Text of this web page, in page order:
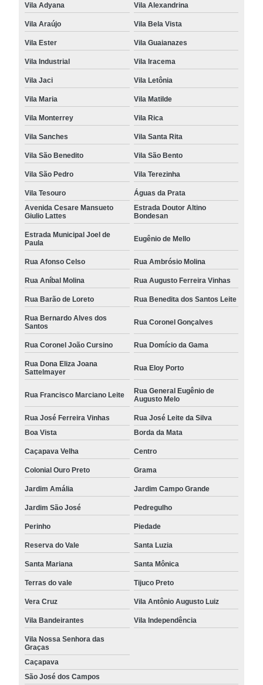
Vila Adyana Vila Alexandrina
Vila Araújo Vila Bela Vista
Vila Ester Vila Guaianazes
Vila Industrial Vila Iracema
Vila Jaci Vila Letônia
Vila Maria Vila Matilde
Vila Monterrey Vila Rica
Vila Sanches Vila Santa Rita
Vila São Benedito Vila São Bento
Vila São Pedro Vila Terezinha
Vila Tesouro
Águas da Prata
Avenida Cesare Mansueto
Giulio Lattes
Estrada Doutor Altino
Bondesan
Estrada Municipal Joel de
Paula
Eugênio de Mello
Rua Afonso Celso Rua Ambrósio Molina
Rua Aníbal Molina Rua Augusto Ferreira Vinhas
Rua Barão de Loreto Rua Benedita dos Santos Leite
Rua Bernardo Alves dos
Santos
Rua Coronel Gonçalves
Rua Coronel João Cursino Rua Domício da Gama
Rua Dona Eliza Joana
Sattelmayer
Rua Eloy Porto
Rua Francisco Marciano Leite
Rua General Eugênio de
Augusto Melo
Rua José Ferreira Vinhas
Rua José Leite da Silva
Boa Vista
Borda da Mata
Caçapava Velha Centro
Colonial Ouro Preto Grama
Jardim Amália Jardim Campo Grande
Jardim São José Pedregulho
Perinho Piedade
Reserva do Vale Santa Luzia
Santa Mariana Santa Mônica
Terras do vale Tijuco Preto
Vera Cruz Vila Antônio Augusto Luiz
Vila Bandeirantes Vila Independência
Vila Nossa Senhora das
Graças
Caçapava
São José dos Campos